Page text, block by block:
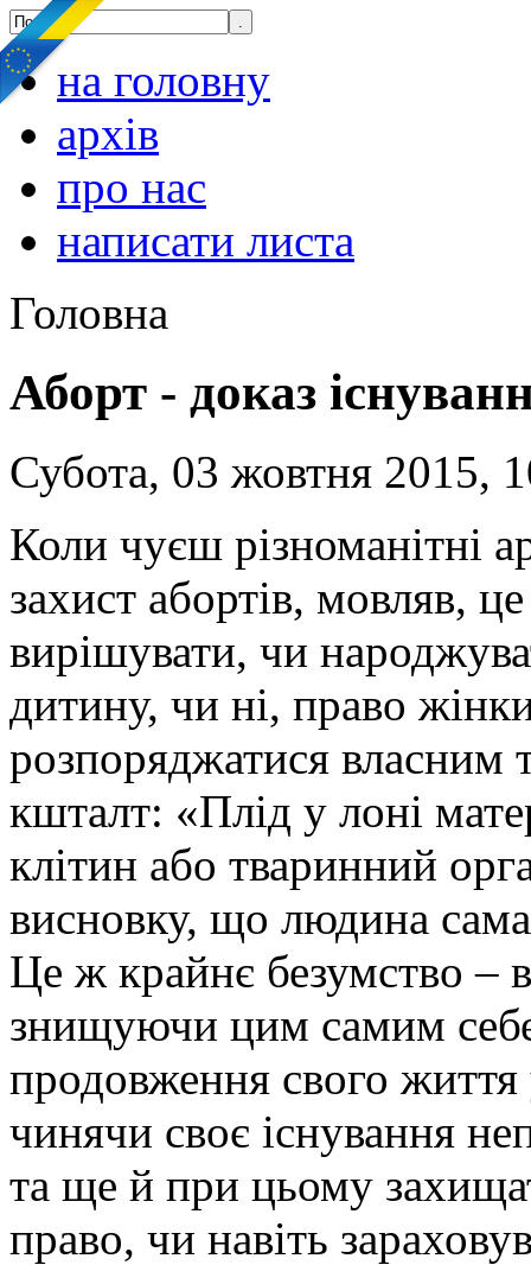
на головну
архів
про нас
написати листа
Головна
Аборт - доказ
Субота, 03 жовтня 2015,
Коли чуєш різноманітні
захист абортів, мовляв,
вирішувати, чи
дитину, чи ні, право
розпоряджатися власним
кшталт: «Плід у лоні
клітин або тваринний
висновку, що людина
Це ж крайнє безумство –
знищуючи цим самим
продовження свого життя
чинячи своє існування
та ще й при цьому
право, чи навіть